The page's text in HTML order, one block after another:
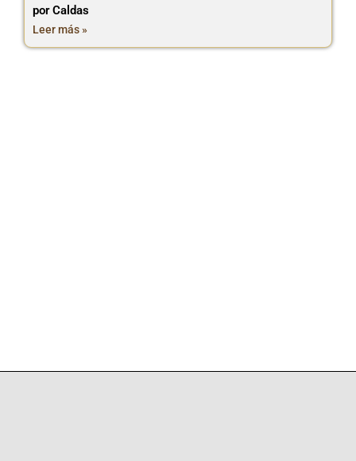
por Caldas
Leer más »